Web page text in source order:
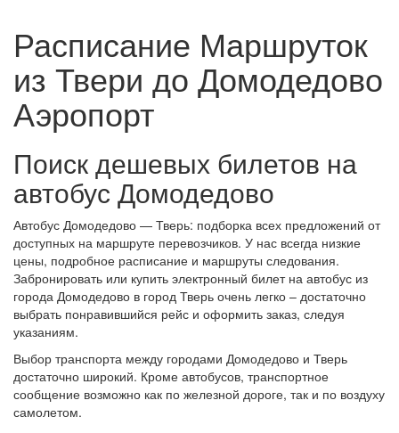
Расписание Маршруток
из Твери до Домодедово
Аэропорт
Поиск дешевых билетов на
автобус Домодедово
Автобус Домодедово — Тверь: подборка всех предложений от
доступных на маршруте перевозчиков. У нас всегда низкие
цены, подробное расписание и маршруты следования.
Забронировать или купить электронный билет на автобус из
города Домодедово в город Тверь очень легко – достаточно
выбрать понравившийся рейс и оформить заказ, следуя
указаниям.
Выбор транспорта между городами Домодедово и Тверь
достаточно широкий. Кроме автобусов, транспортное
сообщение возможно как по железной дороге, так и по воздуху
самолетом.